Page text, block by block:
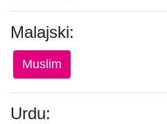
Malajski:
Muslim
Urdu: